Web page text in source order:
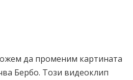
да променим картината
Бербо. Този видеоклип